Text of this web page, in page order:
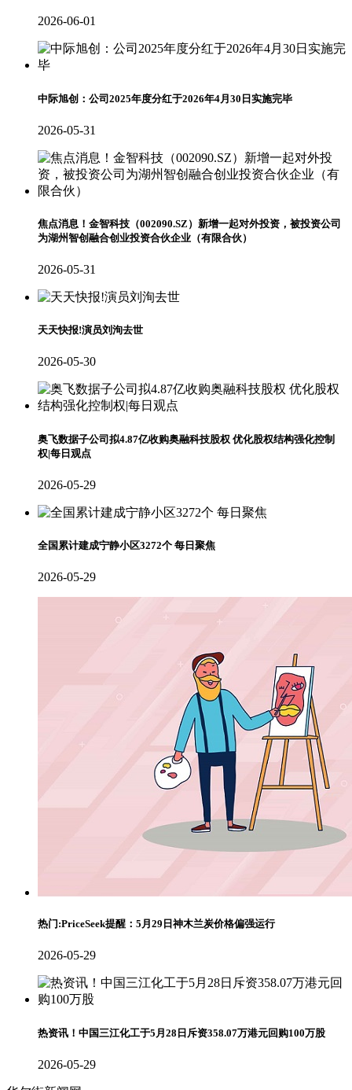
2026-06-01
中际旭创：公司2025年度分红于2026年4月30日实施完毕
2026-05-31
焦点消息！金智科技（002090.SZ）新增一起对外投资，被投资公司
为湖州智创融合创业投资合伙企业（有限合伙）
2026-05-31
天天快报!演员刘洵去世
2026-05-30
奥飞数据子公司拟4.87亿收购奥融科技股权 优化股权结构强化控制
权|每日观点
2026-05-29
全国累计建成宁静小区3272个 每日聚焦
2026-05-29
热门:PriceSeek提醒：5月29日神木兰炭价格偏强运行
2026-05-29
热资讯！中国三江化工于5月28日斥资358.07万港元回购100万股
2026-05-29